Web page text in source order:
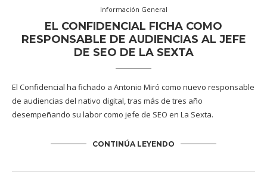
Información General
EL CONFIDENCIAL FICHA COMO
RESPONSABLE DE AUDIENCIAS AL JEFE
DE SEO DE LA SEXTA
El Confidencial ha fichado a Antonio Miró como nuevo responsable
de audiencias del nativo digital, tras más de tres año
desempeñando su labor como jefe de SEO en La Sexta.
CONTINÚA LEYENDO